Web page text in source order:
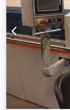
Cedpfx
mm Vikt: 1050 kg